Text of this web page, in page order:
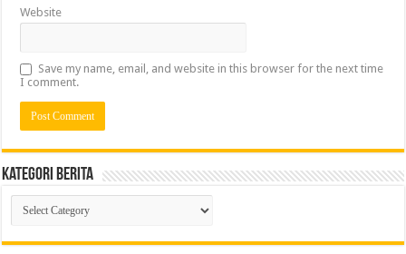
Website
Save my name, email, and website in this browser for the next time
I comment.
Kategori Berita
Kategori
Berita